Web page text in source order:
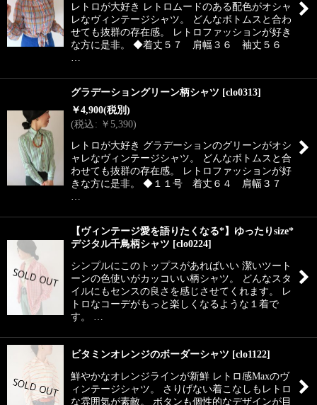
レトロが大好き レトロムードのある配色がオシャ
レなヴィンテージシャツ。 どんなボトムスと合わ
せても抜群の存在感。 レトロファッションが好き
な方に是非。 ◆着丈５７ 肩幅３６ 袖丈５６
…
グラデーショングリーン柄シャツ [clo0313]
￥4,900(税別)
(税込: ￥5,390)
レトロが大好き グラデーションのグリーンがオシ
ャレなヴィンテージシャツ。 どんなボトムスと合
わせても抜群の存在感。 レトロファッションが好
きな方に是非。 ◆１１号 着丈６４ 肩幅３７
…
【ヴィンテージ愛を語りたくなる*】ゆったりsize*
デジタル千鳥柄シャツ [clo0224]
シンプルにこのトップスがあればいい 潔いツート
ーンの色使いがカッコいい柄シャツ。 どんなスタ
イルにもセンスの良さを感じさせてくれます。 レ
トロなコーデがもっと楽しくなるような１着で
す。 …
ビタミンオレンジのボーダーシャツ [clo1122]
鮮やかなオレンジラインが新鮮 レトロ感Maxのヴ
ィンテージシャツ。 さりげない着こなしもレトロ
な雰囲気が素敵。 ボタンも個性的なデザインが目